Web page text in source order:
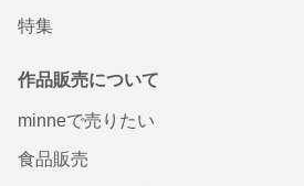
特集
作品販売について
minneで売りたい
食品販売